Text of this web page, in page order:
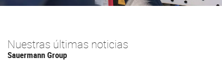
Nuestras últimas noticias
Sauermann Group